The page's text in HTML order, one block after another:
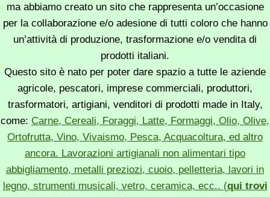
ma abbiamo creato un sito che rappresenta un’occasione
per la collaborazione e/o adesione di tutti coloro che hanno
un’attività di produzione, trasformazione e/o vendita di
prodotti italiani.
Questo sito è nato per poter dare spazio a tutte le aziende
agricole, pescatori, imprese commerciali, produttori,
trasformatori, artigiani, venditori di prodotti made in Italy,
come: Carne, Cereali, Foraggi, Latte, Formaggi, Olio, Olive,
Ortofrutta, Vino, Vivaismo, Pesca, Acquacoltura, ed altro
ancora. Lavorazioni artigianali non alimentari tipo
abbigliamento, metalli preziozi, cuoio, pelletteria, lavori in
legno, strumenti musicali, vetro, ceramica, ecc.. (qui trovi